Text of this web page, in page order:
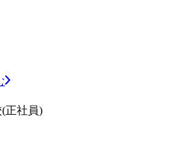
正社員)